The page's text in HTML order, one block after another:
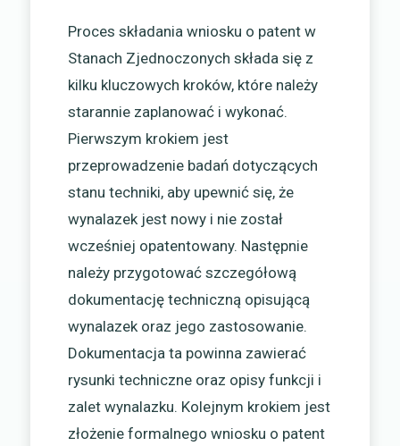
Proces składania wniosku o patent w
Stanach Zjednoczonych składa się z
kilku kluczowych kroków, które należy
starannie zaplanować i wykonać.
Pierwszym krokiem jest
przeprowadzenie badań dotyczących
stanu techniki, aby upewnić się, że
wynalazek jest nowy i nie został
wcześniej opatentowany. Następnie
należy przygotować szczegółową
dokumentację techniczną opisującą
wynalazek oraz jego zastosowanie.
Dokumentacja ta powinna zawierać
rysunki techniczne oraz opisy funkcji i
zalet wynalazku. Kolejnym krokiem jest
złożenie formalnego wniosku o patent